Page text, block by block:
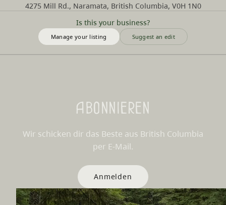
Is this your business?
Manage your listing Suggest an edit
4275 Mill Rd., Naramata, British Columbia, V0H 1N0
Abonnieren
Wir schicken dir das Beste aus British Columbia
per E-Mail.
Anmelden